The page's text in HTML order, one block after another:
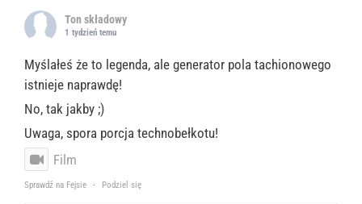
Ton składowy
1 tydzień temu
Myślałeś że to legenda, ale generator pola tachionowego
istnieje naprawdę!
No, tak jakby ;)
Uwaga, spora porcja technobełkotu!
Film
Sprawdź na Fejsie · Podziel się